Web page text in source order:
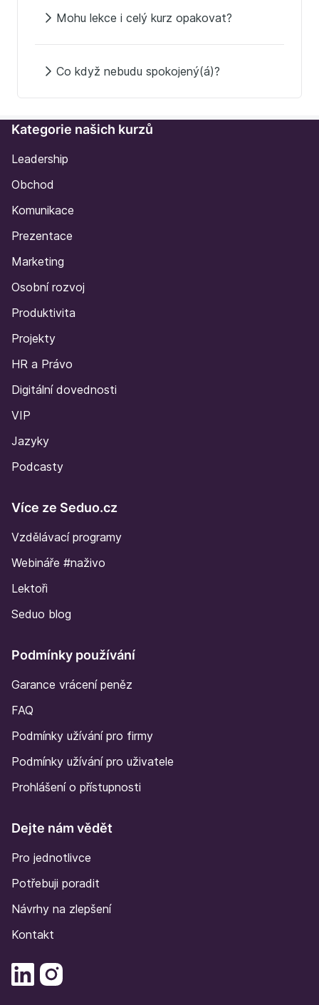
Mohu lekce i celý kurz opakovat?
Co když nebudu spokojený(á)?
Kategorie našich kurzů
Leadership
Obchod
Komunikace
Prezentace
Marketing
Osobní rozvoj
Produktivita
Projekty
HR a Právo
Digitální dovednosti
VIP
Jazyky
Podcasty
Více ze Seduo.cz
Vzdělávací programy
Webináře #naživo
Lektoři
Seduo blog
Podmínky používání
Garance vrácení peněz
FAQ
Podmínky užívání pro firmy
Podmínky užívání pro uživatele
Prohlášení o přístupnosti
Dejte nám vědět
Pro jednotlivce
Potřebuji poradit
Návrhy na zlepšení
Kontakt